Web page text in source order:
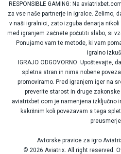
RESPONSIBLE GAMING: Na
za vse naše partnerje in igralce. Želimo,
v naši igralnici, zato izguba denarja
med igranjem začnete počutiti slabo, si
Ponujamo vam te metode, ki vam
igralno
IGRAJO ODGOVORNO: Upoštevajte,
spletna stran in nima nobene
promoviramo. Pred igranjem iger na
preverite starost in druge
aviatrixbet.com je namenjena izključno
kakršnim koli povezavam s tega
Avtorske pravice za igro
© 2026 Aviatrix. All right reserved.